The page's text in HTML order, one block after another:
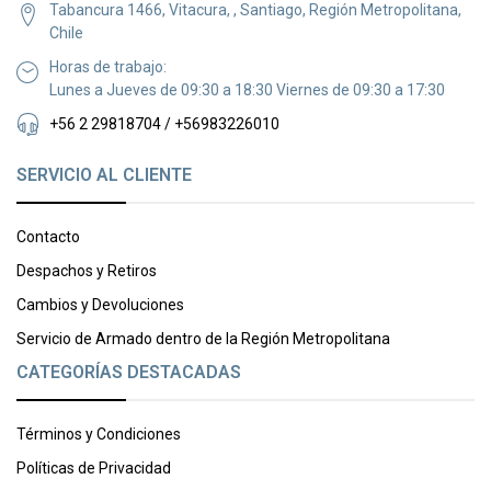
Tabancura 1466, Vitacura, , Santiago, Región Metropolitana,
Chile
Horas de trabajo:
Lunes a Jueves de 09:30 a 18:30 Viernes de 09:30 a 17:30
+56 2 29818704 / +56983226010
SERVICIO AL CLIENTE
Contacto
Despachos y Retiros
Cambios y Devoluciones
Servicio de Armado dentro de la Región Metropolitana
CATEGORÍAS DESTACADAS
Términos y Condiciones
Políticas de Privacidad